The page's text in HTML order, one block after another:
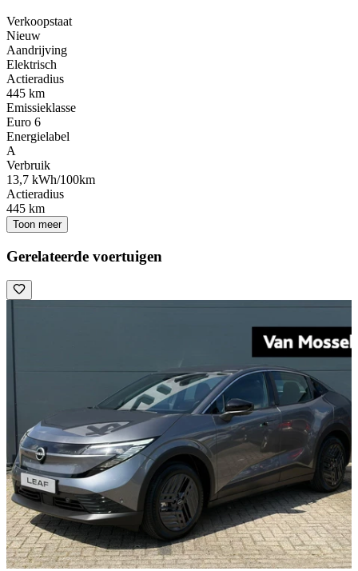
Verkoopstaat
Nieuw
Aandrijving
Elektrisch
Actieradius
445 km
Emissieklasse
Euro 6
Energielabel
A
Verbruik
13,7 kWh/100km
Actieradius
445 km
Toon meer
Gerelateerde voertuigen